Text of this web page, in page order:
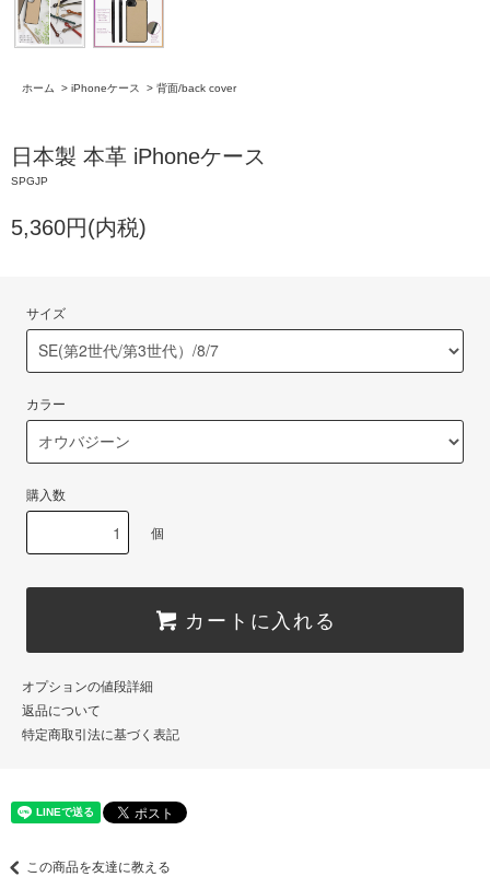
ホーム > iPhoneケース > 背面/back cover
日本製 本革 iPhoneケース
SPGJP
5,360円(内税)
サイズ
カラー
購入数
個
カートに入れる
オプションの値段詳細
返品について
特定商取引法に基づく表記
この商品を友達に教える